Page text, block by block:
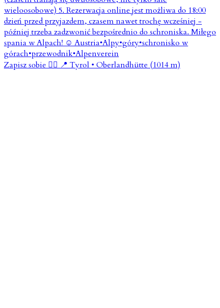
Zapisz sobie 👇🏼 📍 Tyrol • Oberlandhütte (1014 m)